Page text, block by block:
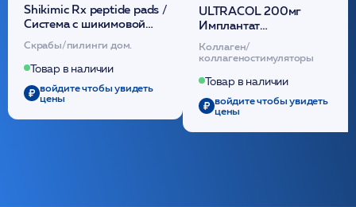
Shikimic Rx peptide pads /
Cистема с шикимовой
кислотой обновляющая
(30шт) /HP
Скрабы/пилинги дом.
Товар в наличии
войдите чтобы увидеть
цены
ULTRACOL 200мг
Имплантат
внутридермальный,
стерильный на основе
полидиоксанона
/ULTRACOL
Коллаген/
коллагеностимуляторы
Товар в наличии
войдите чтобы увидеть
цены